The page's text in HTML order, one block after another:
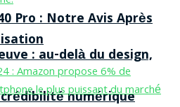
: au-delà du design,
crédibilité numérique
Pro : Notre Avis Après